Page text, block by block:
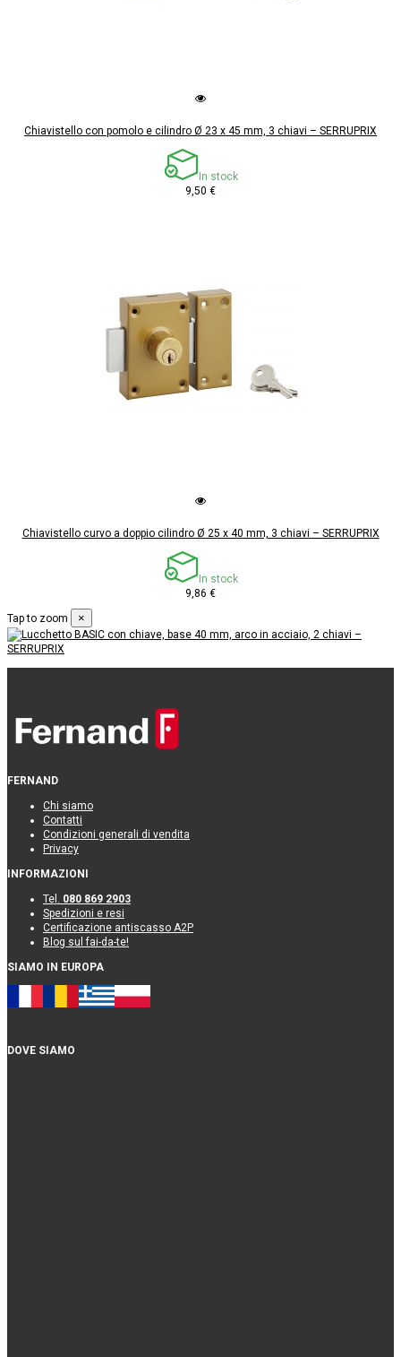
Chiavistello con pomolo e cilindro Ø 23 x 45 mm, 3 chiavi – SERRUPRIX
In stock
9,50 €
Chiavistello curvo a doppio cilindro Ø 25 x 40 mm, 3 chiavi – SERRUPRIX
In stock
9,86 €
Tap to zoom
×
FERNAND
Chi siamo
Contatti
Condizioni generali di vendita
Privacy
INFORMAZIONI
Tel. 080 869 2903
Spedizioni e resi
Certificazione antiscasso A2P
Blog sul fai-da-te!
SIAMO IN EUROPA
DOVE SIAMO